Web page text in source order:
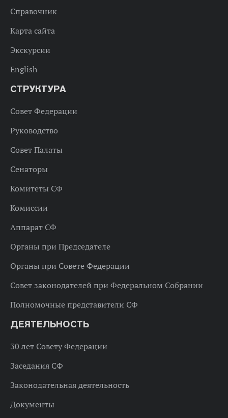
Справочник
Карта сайта
Экскурсии
English
СТРУКТУРА
Совет Федерации
Руководство
Совет Палаты
Сенаторы
Комитеты СФ
Комиссии
Аппарат СФ
Органы при Председателе
Органы при Совете Федерации
Совет законодателей при Федеральном Собрании
Полномочные представители СФ
ДЕЯТЕЛЬНОСТЬ
30 лет Совету Федерации
Заседания СФ
Законодательная деятельность
Документы